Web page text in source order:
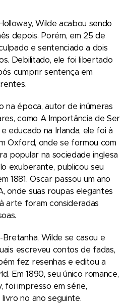
Wilde acabou sendo
depois. Porém, em 25 de
e sentenciado a dois
Debilitado, ele foi libertado
cumprir sentença em
na época, autor de inúmeras
como A Importância de Ser
educado na Irlanda, ele foi à
Oxford, onde se formou com
popular na sociedade inglesa
exuberante, publicou seu
1881. Oscar passou um ano
onde suas roupas elegantes
arte foram consideradas
Wilde se casou e
escreveu contos de fadas,
fez resenhas e editou a
Em 1890, seu único romance,
foi impresso em série,
no ano seguinte.